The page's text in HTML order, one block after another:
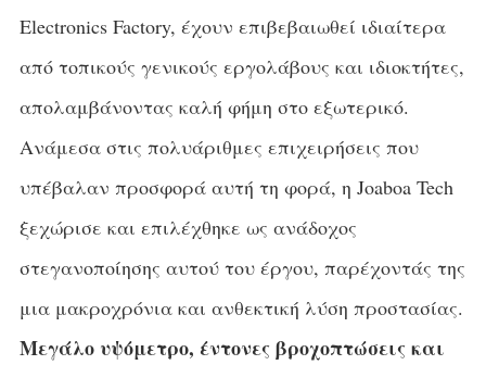
Electronics Factory, έχουν επιβεβαιωθεί ιδιαίτερα
από τοπικούς γενικούς εργολάβους και ιδιοκτήτες,
απολαμβάνοντας καλή φήμη στο εξωτερικό.
Ανάμεσα στις πολυάριθμες επιχειρήσεις που
υπέβαλαν προσφορά αυτή τη φορά, η Joaboa Tech
ξεχώρισε και επιλέχθηκε ως ανάδοχος
στεγανοποίησης αυτού του έργου, παρέχοντάς της
μια μακροχρόνια και ανθεκτική λύση προστασίας.
Μεγάλο υψόμετρο, έντονες βροχοπτώσεις και